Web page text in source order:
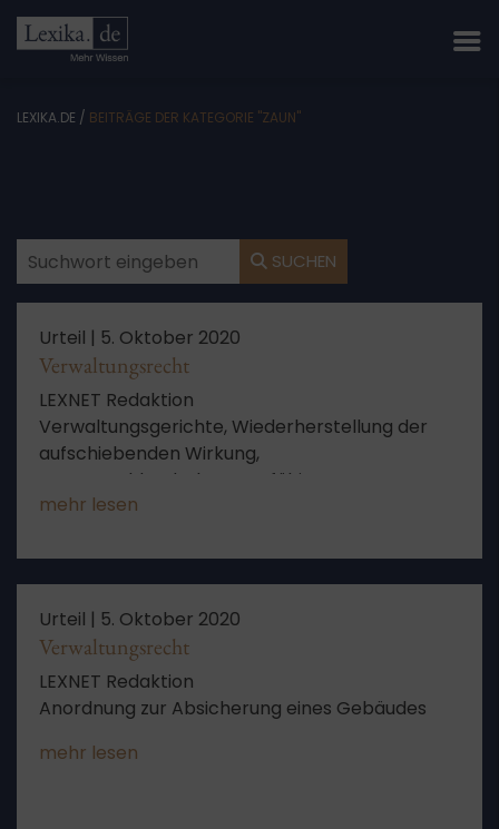
LEXIKA.DE / BEITRÄGE DER KATEGORIE "ZAUN"
SUCHEN
Urteil | 5. Oktober 2020
Verwaltungsrecht
LEXNET Redaktion
Verwaltungsgerichte, Wiederherstellung der
aufschiebenden Wirkung,
Zwangsgeldandrohung, Befähigung zum
Richteramt, Sofortige Vollziehbarkeit,
der sofortigen Vollziehbarkeit, Aufschiebende
Wirkung, Vollstreckungsvoraussetzungen,
Anordnung der aufschiebenden Wirkung,
Festsetzung des Streitwerts, Wert des
Beschwerdegegenstandes,
Rechtsschutzbedürfnis, Ortsbesichtigung,
Rechtsbehelf, Rechtsmittelbelehrung,
Öffentliches Interesse,
mehr lesen
Urteil | 5. Oktober 2020
Verwaltungsrecht
LEXNET Redaktion
Anordnung zur Absicherung eines Gebäudes
mehr lesen